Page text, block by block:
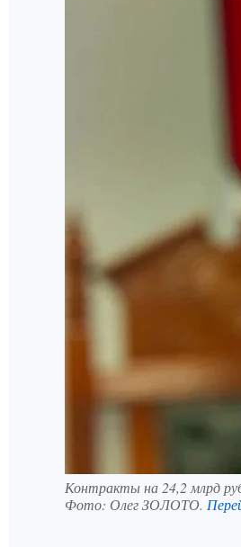
Контракты на 24,2 млрд
Фото: Олег ЗОЛОТО.